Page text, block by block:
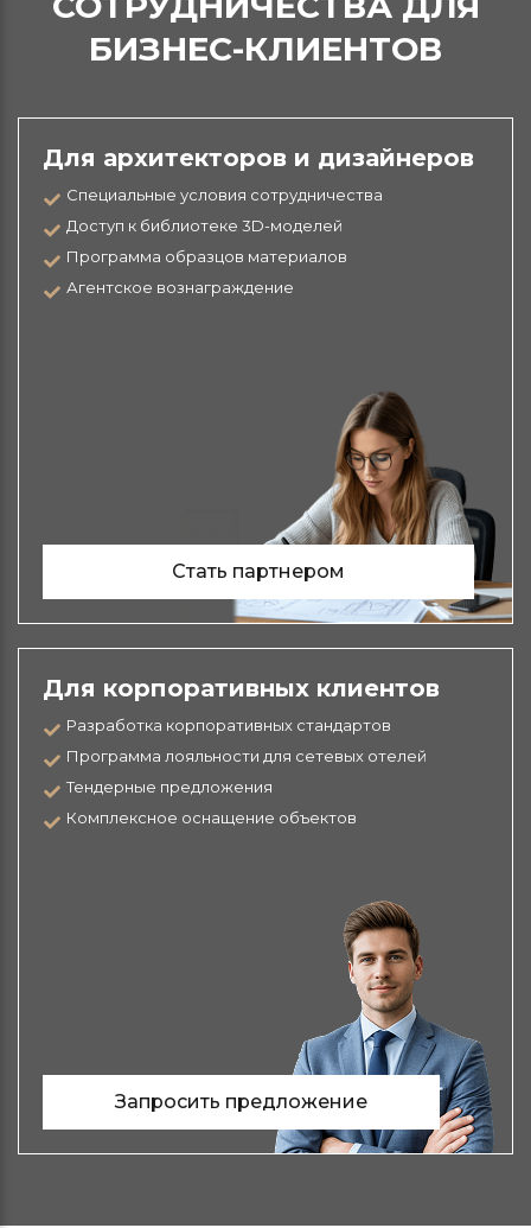
БИЗНЕС-КЛИЕНТОВ
Для архитекторов и дизайнеров
Специальные условия сотрудничества
Доступ к библиотеке 3D-моделей
Программа образцов материалов
Агентское вознаграждение
Стать партнером
Для корпоративных клиентов
Разработка корпоративных стандартов
Программа лояльности для сетевых отелей
Тендерные предложения
Комплексное оснащение объектов
Запросить предложение